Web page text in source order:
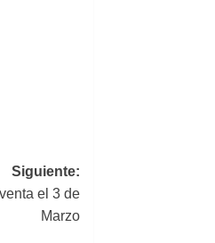
Siguiente:
el 3 de
Marzo